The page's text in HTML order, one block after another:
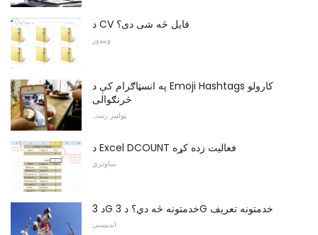
د CV فایل څه شی دی؟
وینډوز
په انسټاګرام کې د Emoji Hashtags کارولو
څرنګوالی
ټولنیز رسنۍ
د Excel DCOUNT فعالیت زده کړه
ساوتري
د 3G خدمتونه څه دي؟ د 3G خدمتونه تعریف
اندیښنې